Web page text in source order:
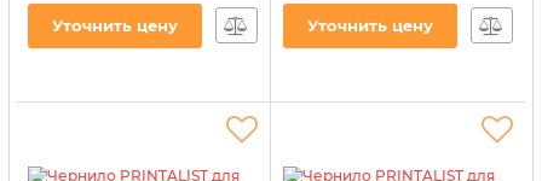
PL-INK-HP-Y
Уточнить цену
PL-INK-HP-M
Уточнить цену